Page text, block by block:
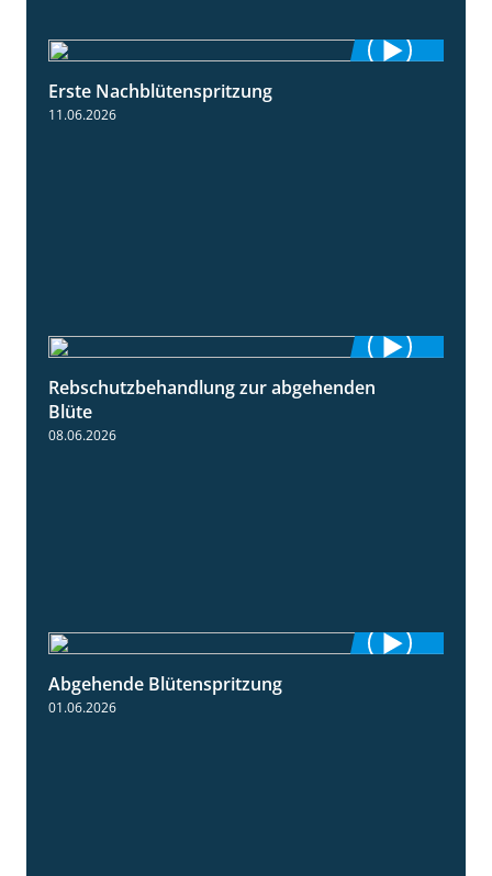
Erste Nachblütenspritzung
11.06.2026
3:06
Rebschutzbehandlung zur abgehenden
Blüte
08.06.2026
Abgehende Blütenspritzung
01.06.2026